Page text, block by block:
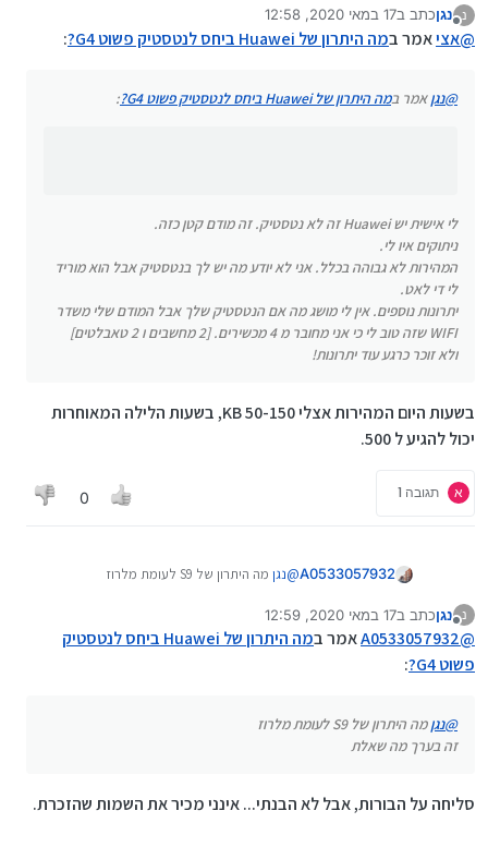
אני משתמש בנטסטיק 4G רגיל, אבל בהורדות זה
קטסטרופה - ניתוקים כל כמה דקות, ובכלל במשך היום
הציעו לי לרכוש Huawei , וברצוני לברר אצל בעלי נסיון, מה
ניתוקים איו לי.
המהירות לא גבוהה בכלל. אני לא יודע מה יש לך בנטסטיק אבל
ולא זוכר כרגע עוד יתרונות!
נ נגןכתב ב17 במאי 2020, 12:58
נערך לאחרונה על ידי
@אציאמר במה היתרון של Huawei ביחס לנטסטיק פשוט G4? :
@נגןאמר במה היתרון של Huawei ביחס לנטסטיק פשוט G4? :
לי אישית יש Huawei זה לא נטסטיק. זה מודם קטן כזה.
ניתוקים איו לי.
המהירות לא גבוהה בכלל. אני לא יודע מה יש לך בנטסטיק אבל הוא מוריד
לי די לאט.
יתרונות נוספים. אין לי מושג מה אם הנטסטיק שלך אבל המודם שלי משדר
WIFI שזה טוב לי כי אני מחובר מ 4 מכשירים. [2 מחשבים ו 2 טאבלטים]
ולא זוכר כרגע עוד יתרונות!
בשעות היום המהירות אצלי 50-150 KB, בשעות הלילה המאוחרות
יכול להגיע ל 500.
א תגובה 1 0
A0533057932
@נגן מה היתרון של S9 לעומת מלרוז
נ
מנותק
נגןכתב ב17 במאי 2020, 12:59
נערך לאחרונה על ידי
@
A0533057932אמר ב
מה היתרון של Huawei ביחס לנטסטיק
פשוט G4?
:
@נגןמה היתרון של S9 לעומת מלרוז
זה בערך מה שאלת
סליחה על הבורות, אבל לא הבנתי... אינני מכיר את השמות שהזכרת.